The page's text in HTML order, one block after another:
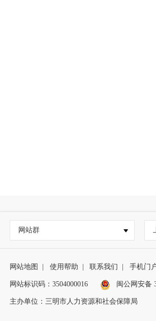
网站群
网站地图 使用帮助 联系我们 手机门
网站标识码：3504000016 闽公网安备
主办单位：三明市人力资源和社会保障局